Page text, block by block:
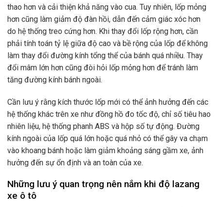
thao hơn và cải thiện khả năng vào cua. Tuy nhiên, lốp mỏng
hơn cũng làm giảm độ đàn hồi, dẫn đến cảm giác xóc hơn
do hệ thống treo cứng hơn. Khi thay đổi lốp rộng hơn, cần
phải tính toán tỷ lệ giữa độ cao và bề rộng của lốp để không
làm thay đổi đường kính tổng thể của bánh quá nhiều. Thay
đổi mâm lớn hơn cũng đòi hỏi lốp mỏng hơn để tránh làm
tăng đường kính bánh ngoài.
Cần lưu ý rằng kích thước lốp mới có thể ảnh hưởng đến các
hệ thống khác trên xe như đồng hồ đo tốc độ, chỉ số tiêu hao
nhiên liệu, hệ thống phanh ABS và hộp số tự động. Đường
kính ngoài của lốp quá lớn hoặc quá nhỏ có thể gây va chạm
vào khoang bánh hoặc làm giảm khoảng sáng gầm xe, ảnh
hưởng đến sự ổn định và an toàn của xe.
Những lưu ý quan trọng nên nắm khi độ lazang
xe ô tô